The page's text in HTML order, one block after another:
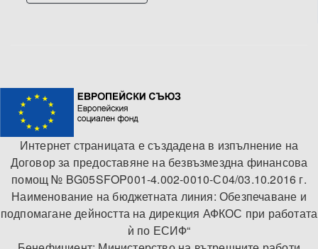
Интернет страницата е създаденa в изпълнение на
Договор за предоставяне на безвъзмездна финансова
помощ № BG05SFOP001-4.002-0010-С04/03.10.2016 г.
Наименование на бюджетната линия: Обезпечаване и
подпомагане дейността на дирекция АФКОС при работата
ѝ по ЕСИФ“